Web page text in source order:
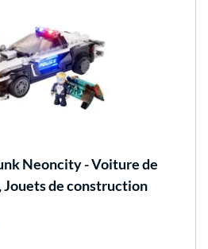
Neoncity - Voiture de
de construction